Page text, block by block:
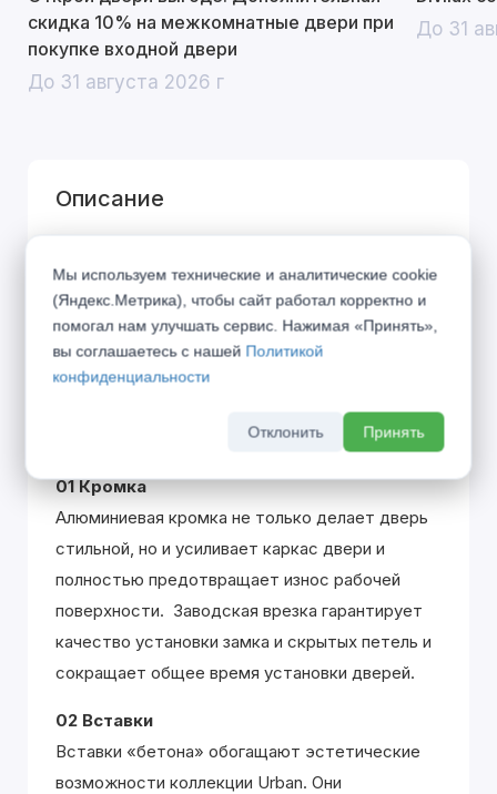
скидка 10% на межкомнатные двери при
покупке входной двери
До 31 августа 2026 г
До 31
Описание
правилам... Представляем Вашему вниманию
коллекцию «URBAN», вобравшую в себя дух
современного мегаполиса. Символы города в
21 веке — алюминиевая кромка и блеск стекла
— стали фирменными элементами данной
01 Кромка
Алюминиевая кромка не только делает дверь
стильной, но и усиливает каркас двери и
полностью предотвращает износ рабочей
поверхности. Заводская врезка гарантирует
качество установки замка и скрытых петель и
сокращает общее время установки дверей.
02 Вставки
Вставки «бетона» обогащают эстетические
возможности коллекции Urban. Они
Мы используем технические и аналитические cookie
(Яндекс.Метрика), чтобы сайт работал корректно и
помогал нам улучшать сервис. Нажимая «Принять»,
вы соглашаетесь с нашей Политикой
конфиденциальности
Отклонить Принять